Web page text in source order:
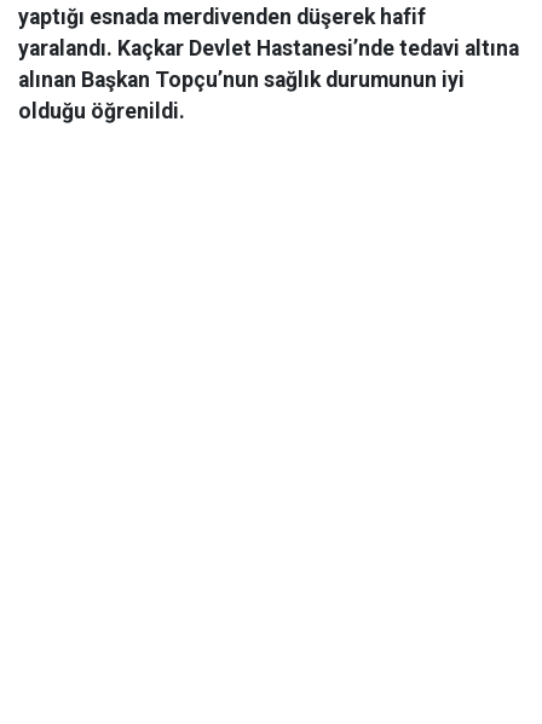
yaptığı esnada merdivenden düşerek hafif
yaralandı. Kaçkar Devlet Hastanesi’nde tedavi altına
alınan Başkan Topçu’nun sağlık durumunun iyi
olduğu öğrenildi.